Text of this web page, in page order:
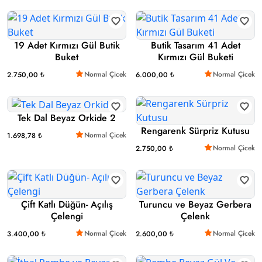
19 Adet Kırmızı Gül Butik
Buket
2.750,00 ₺ Normal Çicek
Butik Tasarım 41 Adet
Kırmızı Gül Buketi
6.000,00 ₺ Normal Çicek
Tek Dal Beyaz Orkide 2
1.698,78 ₺ Normal Çicek Rengarenk Sürpriz Kutusu
2.750,00 ₺ Normal Çicek
Çift Katlı Düğün- Açılış
Çelengi
3.400,00 ₺ Normal Çicek
Turuncu ve Beyaz Gerbera
Çelenk
2.600,00 ₺ Normal Çicek